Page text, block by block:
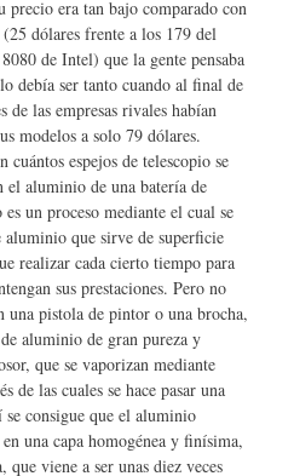
precio era tan bajo comparado con
dólares frente a los 179 del
de Intel) que la gente pensaba
debía ser tanto cuando al final de
de las empresas rivales habían
modelos a solo 79 dólares.
cuántos espejos de telescopio se
aluminio de una batería de
un proceso mediante el cual se
aluminio que sirve de superficie
realizar cada cierto tiempo para
sus prestaciones. Pero no
una pistola de pintor o una brocha,
aluminio de gran pureza y
que se vaporizan mediante
de las cuales se hace pasar una
consigue que el aluminio
una capa homogénea y finísima,
que viene a ser unas diez veces